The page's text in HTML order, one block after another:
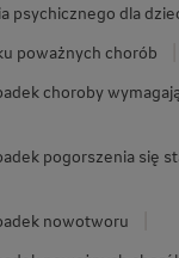
psychicznego dla
poważnych chorób
choroby
pogorszenia się
nowotworu